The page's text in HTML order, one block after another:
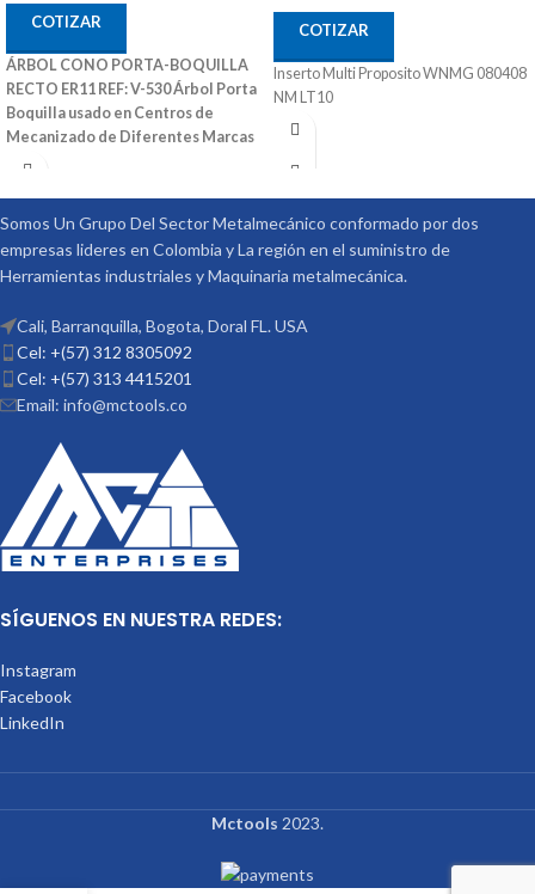
COTIZAR
ÁRBOL CONO PORTA-BOQUILLA
RECTO ER11 REF: V-530Árbol Porta
Boquilla usado en Centros de
Mecanizado de Diferentes Marcas
También Puede Ser Utilizado en
530 Medidas (DxL): 16X50 Código:
3007-300 Marca: Vertex
COTIZAR
Inserto Multi Proposito WNMG 080408
NM LT10
Somos Un Grupo Del Sector Metalmecánico conformado por dos
empresas lideres en Colombia y La región en el suministro de
Herramientas industriales y Maquinaria metalmecánica.
Cali, Barranquilla, Bogota, Doral FL. USA
Cel: +(57) 312 8305092
Cel: +(57) 313 4415201
Email: info@mctools.co
SÍGUENOS EN NUESTRA REDES:
Instagram
Facebook
LinkedIn
Mctools 2023.